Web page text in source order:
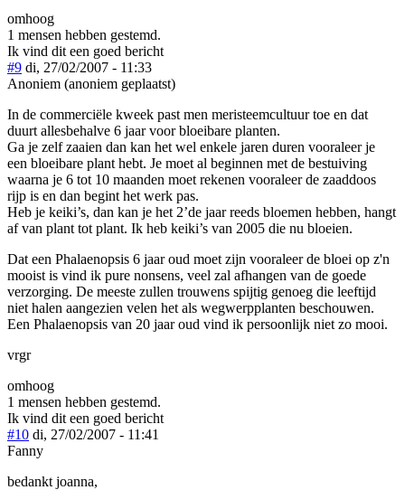
omhoog
1 mensen hebben gestemd.
Ik vind dit een goed bericht
#9 di, 27/02/2007 - 11:33
Anoniem (anoniem geplaatst)
In de commerciële kweek past men meristeemcultuur toe en dat
duurt allesbehalve 6 jaar voor bloeibare planten.
Ga je zelf zaaien dan kan het wel enkele jaren duren vooraleer je
een bloeibare plant hebt. Je moet al beginnen met de bestuiving
waarna je 6 tot 10 maanden moet rekenen vooraleer de zaaddoos
rijp is en dan begint het werk pas.
Heb je keiki’s, dan kan je het 2’de jaar reeds bloemen hebben, hangt
af van plant tot plant. Ik heb keiki’s van 2005 die nu bloeien.
Dat een Phalaenopsis 6 jaar oud moet zijn vooraleer de bloei op z'n
mooist is vind ik pure nonsens, veel zal afhangen van de goede
verzorging. De meeste zullen trouwens spijtig genoeg die leeftijd
niet halen aangezien velen het als wegwerpplanten beschouwen.
Een Phalaenopsis van 20 jaar oud vind ik persoonlijk niet zo mooi.
vrgr
omhoog
1 mensen hebben gestemd.
Ik vind dit een goed bericht
#10 di, 27/02/2007 - 11:41
Fanny
bedankt joanna,